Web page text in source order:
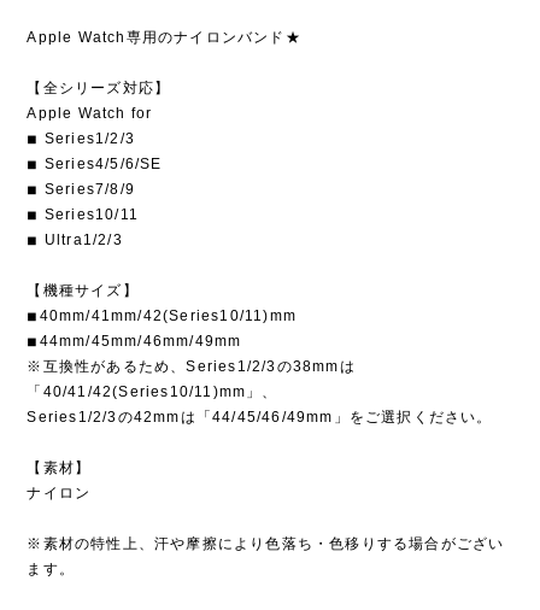
Apple Watch専用のナイロンバンド★
【全シリーズ対応】
Apple Watch for
◾︎ Series1/2/3
◾︎ Series4/5/6/SE
◾︎ Series7/8/9
◾︎ Series10/11
◾︎ Ultra1/2/3
【機種サイズ】
◾︎40mm/41mm/42(Series10/11)mm
◾︎44mm/45mm/46mm/49mm
※互換性があるため、Series1/2/3の38mmは
「40/41/42(Series10/11)mm」、
Series1/2/3の42mmは「44/45/46/49mm」をご選択ください。
【素材】
ナイロン
※素材の特性上、汗や摩擦により色落ち・色移りする場合がござい
ます。